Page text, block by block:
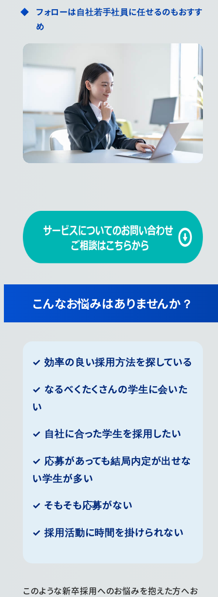
フォローは自社若手社員に任せるのもおすす
め
こんなお悩みはありませんか？
✓ 効率の良い採用方法を探している
✓ なるべくたくさんの学生に会いた
い
✓ 自社に合った学生を採用したい
✓ 応募があっても結局内定が出せな
い学生が多い
✓ そもそも応募がない
✓ 採用活動に時間を掛けられない
このような新卒採用へのお悩みを抱えた方へお